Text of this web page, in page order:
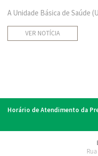
A Unidade Básica de Saúde
VER NOTÍCIA
Horário de Atendimento da